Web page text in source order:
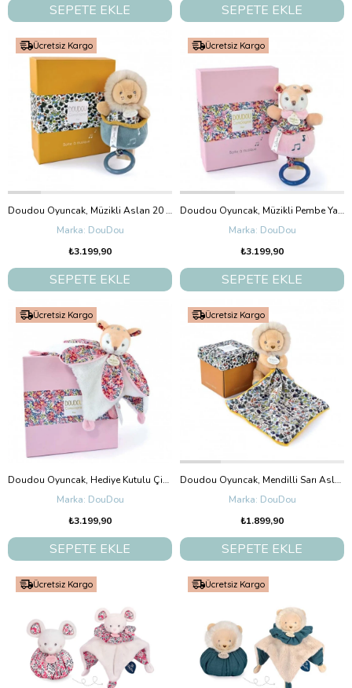
SEPETE EKLE SEPETE EKLE
Doudou Oyuncak, Müzikli Aslan 20 cm
DouDou
₺3.199,90
SEPETE EKLE
Ücretsiz Kargo
Doudou Oyuncak, Müzikli Pembe Yavru Geyik 20 cm
DouDou
₺3.199,90
SEPETE EKLE
Ücretsiz Kargo
Doudou Oyuncak, Hediye Kutulu Çiçekli Yumuşak Geyik Yavrusu
DouDou
₺3.199,90
SEPETE EKLE
Ücretsiz Kargo
Doudou Oyuncak, Mendilli Sarı Aslan
DouDou
₺1.899,90
SEPETE EKLE
Ücretsiz Kargo
Ücretsiz Kargo Ücretsiz Kargo